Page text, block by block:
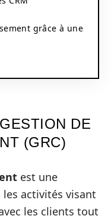
grâce à une
DE
(GRC)
est une
activités visant
les clients tout